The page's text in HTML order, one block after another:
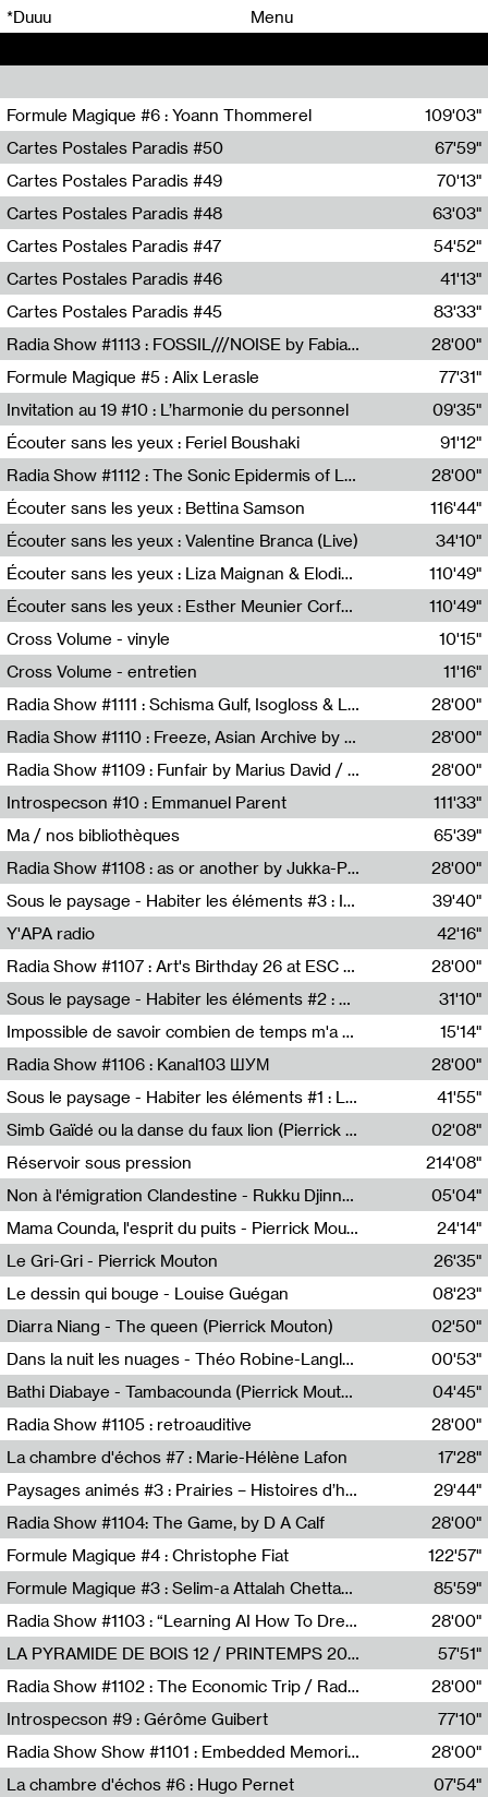
*Duuu Menu
Formule Magique #6 : Yoann Thommerel
Nathalie Lacroix,Yoann Thommerel
109'03"
Cartes Postales Paradis #50
Zoé Leroux
67'59"
Cartes Postales Paradis #49
Aurore Portales
70'13"
Cartes Postales Paradis #48
Mathias Dupaquier
63'03"
Cartes Postales Paradis #47
Raymond Engramer
54'52"
Cartes Postales Paradis #46
Sarah Banville
41'13"
Cartes Postales Paradis #45
Mateo Cuin
83'33"
Radia Show #1113 : FOSSIL///NOISE by Fabiana Gibim / Wave Farm
Wave Farm
28'00"
Formule Magique #5 : Alix Lerasle
Nathalie Lacroix
77'31"
Invitation au 19 #10 : L’harmonie du personnel
19, CRAC
09'35"
Écouter sans les yeux : Feriel Boushaki
Feriel Boushaki
91'12"
Radia Show #1112 : The Sonic Epidermis of Lake Léman by Paul Courlet / Guest Slot
28'00"
Écouter sans les yeux : Bettina Samson
Bettina Samson
116'44"
Écouter sans les yeux : Valentine Branca (Live)
Valentine Branca
34'10"
Écouter sans les yeux : Liza Maignan & Elodie Lecat
Liza Maignan,Elodie Lecat
110'49"
Écouter sans les yeux : Esther Meunier Corfdyr
Esther Meunier Corfdyr
110'49"
Cross Volume - vinyle
10'15"
Cross Volume - entretien
11'16"
Radia Show #1111 : Schisma Gulf, Isogloss & Lament For The Old Clock By Harvey Young / Resonance
Resonance
28'00"
Radia Show #1110 : Freeze, Asian Archive by Avita Maheen / Radio Worm
Radio WORM
28'00"
Radia Show #1109 : Funfair by Marius David / JET FM
Jet FM
28'00"
Introspecson #10 : Emmanuel Parent
Pierre Henry,Emmanuel Parent
111'33"
Ma / nos bibliothèques
Sarah Tritz,Elene Lapiashivili,Justin Marconnet,Mateo Cuche,Esther Lechevalier,Suzie Lecroart,Romance Castelet
65'39"
Radia Show #1108 : as or another by Jukka-Pekka Kervinen / Rádio Zero
Radio Zero
28'00"
Sous le paysage - Habiter les éléments #3 : Interprétations, rituels et symboliques des éléments
Nastassja Martin
39'40"
Y'APA radio
Pierrick Mouton
42'16"
Radia Show #1107 : Art's Birthday 26 at ESC - Medien Kunst Labor
Radio Helsinki
28'00"
Sous le paysage - Habiter les éléments #2 : Vers le tournant élémentaire
Nastassja Martin
31'10"
Impossible de savoir combien de temps m'a échappé
Mélanie Blaison,Mateo Cuin
15'14"
Radia Show #1106 : Kanal103 ШУМ
Kanal103
28'00"
Sous le paysage - Habiter les éléments #1 : Les éléments et les débordements du vivant
Nastassja Martin
41'55"
Simb Gaïdé ou la danse du faux lion (Pierrick Mouton)
Pierrick Mouton,Simb Gaïdé
02'08"
Réservoir sous pression
214'08"
Non à l'émigration Clandestine - Rukku Djinne Squad (Eden Tinto Collins)
Eden Tinto Collins,Rukku Djinne
05'04"
Mama Counda, l'esprit du puits - Pierrick Mouton
Pierrick Mouton
24'14"
Le Gri-Gri - Pierrick Mouton
Pierrick Mouton
26'35"
Le dessin qui bouge - Louise Guégan
Louise Guégan
08'23"
Diarra Niang - The queen (Pierrick Mouton)
Pierrick Mouton,Diarra Niang
02'50"
Dans la nuit les nuages - Théo Robine-Langlois
Théo Robine-Langlois,LD Beat
00'53"
Bathi Diabaye - Tambacounda (Pierrick Mouton)
Pierrick Mouton,Bathi Diabaye
04'45"
Radia Show #1105 : retroauditive
Soundart Radio
28'00"
La chambre d'échos #7 : Marie-Hélène Lafon
Revue Les Chambres,Marie-Hélène Lafon
17'28"
Paysages animés #3 : Prairies – Histoires d’herbes et d’humains
Anne Simon
29'44"
Radia Show #1104: The Game, by D A Calf
Radio One NZ
28'00"
Formule Magique #4 : Christophe Fiat
Nathalie Lacroix
122'57"
Formule Magique #3 : Selim-a Attalah Chettaoui
Nathalie Lacroix,Selim-a Attalah Chettaoui
85'59"
Radia Show #1103 : “Learning AI How To Dream” by Sebastian Dingens (Radio Campus Bruxelles)
Radio Campus Bruxelles
28'00"
LA PYRAMIDE DE BOIS 12 / PRINTEMPS 2026
Sammy Stein
57'51"
Radia Show #1102 : The Economic Trip / Radio Grenouille
Radio Grenouille
28'00"
Introspecson #9 : Gérôme Guibert
Pierre Henry,Gérôme Guibert
77'10"
Radia Show Show #1101 : Embedded Memories by Jimmy Peggie / radioart106
Jimmy Peggie,radioart106
28'00"
La chambre d'échos #6 : Hugo Pernet
07'54"
00 00
00 00